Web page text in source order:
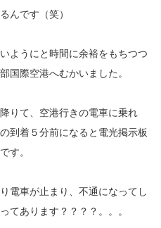
んです（笑）
ようにと時間に余裕をもちつつ
国際空港へむかいました。
りて、空港行きの電車に乗れ
到着５分前になると電光掲示板
す。
電車が止まり、不通になってし
てあります？？？？。。。